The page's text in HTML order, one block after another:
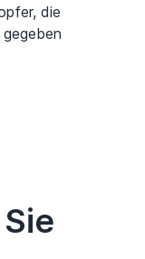
die